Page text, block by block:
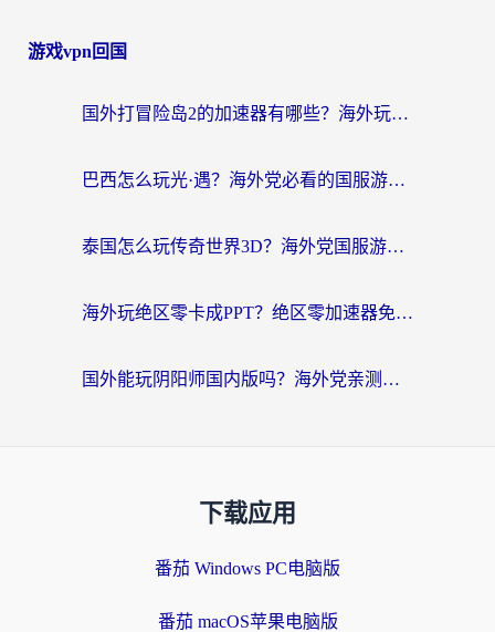
游戏vpn回国
国外打冒险岛2的加速器有哪些？海外玩家国服畅玩全攻略（附实测推荐）
巴西怎么玩光·遇？海外党必看的国服游戏加速器选择指南（附3款热门游戏实测）
泰国怎么玩传奇世界3D？海外党国服游戏加速终极指南（附非洲欧洲热门游戏解决方案）
海外玩绝区零卡成PPT？绝区零加速器免费的推荐+实用技巧，附墨西哥玩谁是卧底美国玩和平精英攻略
国外能玩阴阳师国内版吗？海外党亲测有效的国服游戏加速指南
下载应用
番茄 Windows PC电脑版
番茄 macOS苹果电脑版